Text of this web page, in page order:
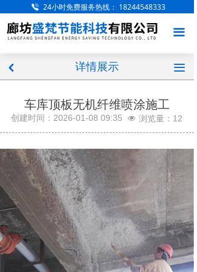
끀
网站首页
关于我们
产品展示
工程案例
服务项目
厂房厂区
新闻中心
访客留言
联系我们
24小时免费服务热线： 18244548333
详情展示
낒 끀
车库顶板无机纤维喷涂施工
创建时间： 2026-01-08 09:35 넶 浏览量： 12